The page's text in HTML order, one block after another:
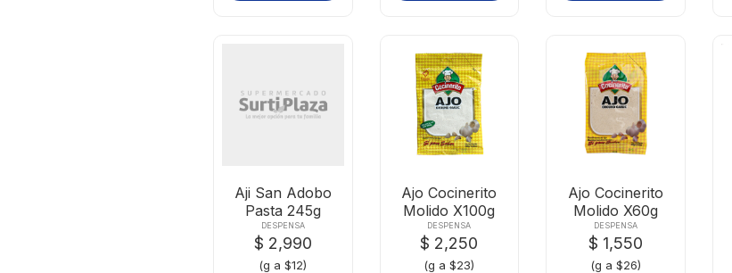
Aji San Adobo
Pasta 245g
DESPENSA
$ 2,990
(g a $12)
Ajo Cocinerito
Molido X100g
DESPENSA
$ 2,250
(g a $23)
Ajo Cocinerito
Molido X60g
DESPENSA
$ 1,550
(g a $26)